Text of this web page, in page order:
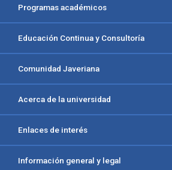
Programas académicos
Educación Continua y Consultoría
Comunidad Javeriana
Acerca de la universidad
Enlaces de interés
Información general y legal